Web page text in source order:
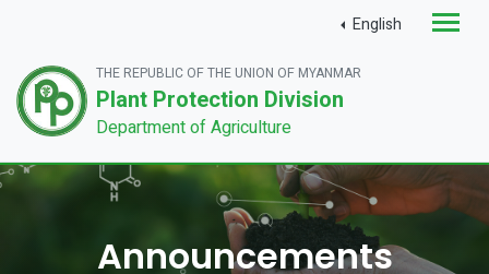
English
THE REPUBLIC OF THE UNION OF MYANMAR
Plant Protection Division
Department of Agriculture
Announcements